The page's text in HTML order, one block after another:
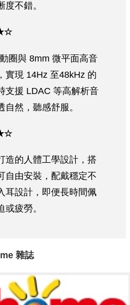
不錯。
圈與 8mm 微平面高音
實現 14Hz 至48kHz 的
支援 LDAC 等高解析音
然，聽感舒服。
造的人體工學設計，搭
自由安裝，配戴穩定不
耳設計，即便長時間佩
疲勞。
雜誌